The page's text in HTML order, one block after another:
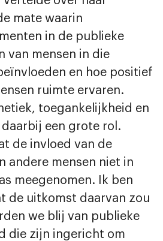
mate waarin
in de publieke
van mensen in die
en hoe positief
ruimte ervaren.
toegankelijkheid en
een grote rol.
de invloed van de
andere mensen niet in
meegenomen. Ik ben
de uitkomst daarvan zou
we blij van publieke
die zijn ingericht om